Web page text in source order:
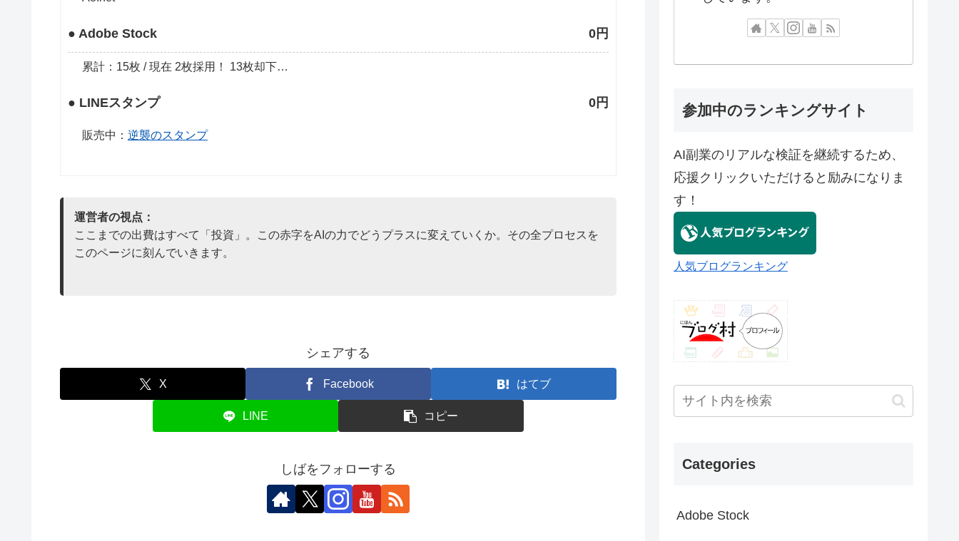
● Adobe Stock 0円
累計：15枚 / 現在 2枚採用！ 13枚却下…
● LINEスタンプ 0円
販売中： 逆襲のスタンプ
運営者の視点：
ここまでの出費はすべて「投資」。この赤字をAIの力でどうプラスに変えていくか。その全プロセスを
このページに刻んでいきます。
シェアする
X Facebook はてブ
LINE コピー
しばをフォローする
参加中のランキングサイト
AI副業のリアルな検証を継続するため、
応援クリックいただけると励みになりま
す！
人気ブログランキング
Categories
Adobe Stock